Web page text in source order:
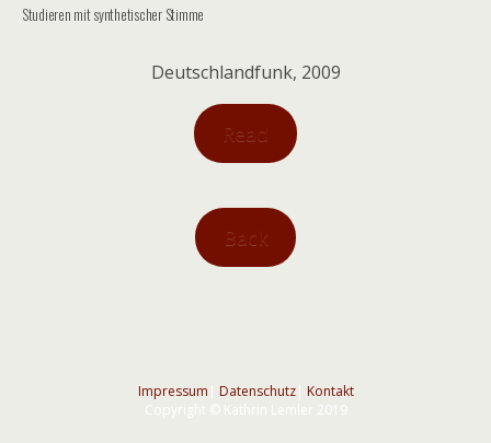
Studieren mit synthetischer Stimme
Deutschlandfunk, 2009
Read
Back
Impressum Datenschutz| Kontakt
Copyright © Kathrin Lemler 2019